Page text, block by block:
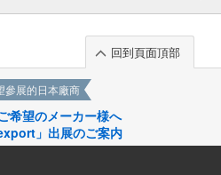
回到頁面頂部
參展的日本廠商
希望のメーカー様へ
」出展のご案内